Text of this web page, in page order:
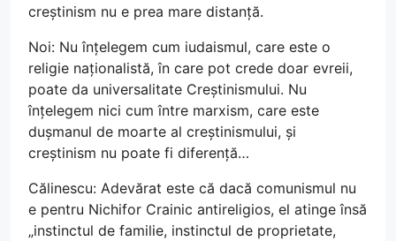
creștinism nu e prea mare distanță.
Noi: Nu înțelegem cum iudaismul, care este o
religie naționalistă, în care pot crede doar evreii,
poate da universalitate Creștinismului. Nu
înțelegem nici cum între marxism, care este
dușmanul de moarte al creștinismului, și
creștinism nu poate fi diferență…
Călinescu: Adevărat este că dacă comunismul nu
e pentru Nichifor Crainic antireligios, el atinge însă
„instinctul de familie, instinctul de proprietate,